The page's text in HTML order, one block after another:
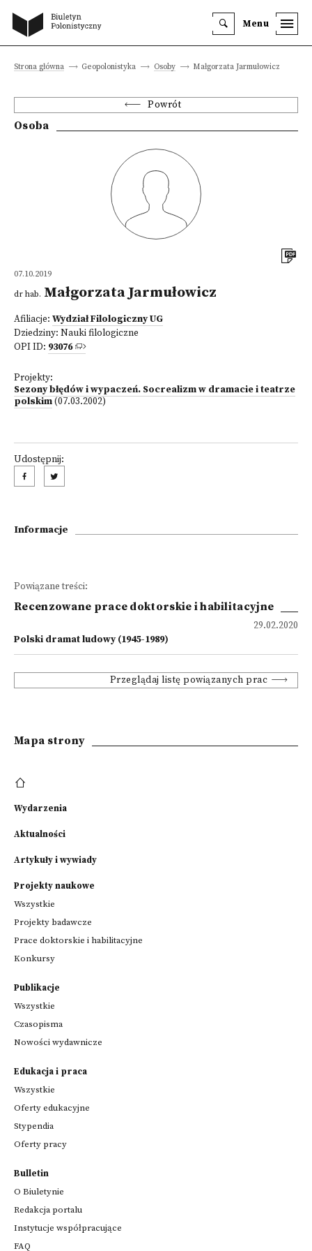
Menu
Strona główna Geopolonistyka Osoby Małgorzata Jarmułowicz
Powrót
Osoba
07.10.2019
dr hab. Małgorzata Jarmułowicz
Afiliacje: Wydział Filologiczny UG
Dziedziny: Nauki filologiczne
OPI ID: 93076
Projekty:
Sezony błędów i wypaczeń. Socrealizm w dramacie i teatrze
polskim(07.03.2002)
Udostępnij:
Informacje
Powiązane treści:
Recenzowane prace doktorskie i habilitacyjne
29.02.2020
Polski dramat ludowy (1945-1989)
Przeglądaj listę powiązanych prac
Mapa strony
Wydarzenia
Aktualności
Artykuły i wywiady
Projekty naukowe
Wszystkie
Projekty badawcze
Prace doktorskie i habilitacyjne
Konkursy
Publikacje
Wszystkie
Czasopisma
Nowości wydawnicze
Edukacja i praca
Wszystkie
Oferty edukacyjne
Stypendia
Oferty pracy
Bulletin
O Biuletynie
Redakcja portalu
Instytucje współpracujące
FAQ